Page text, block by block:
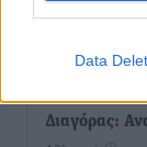
Data
Αθλητικά• πριν
Διαγόρας: